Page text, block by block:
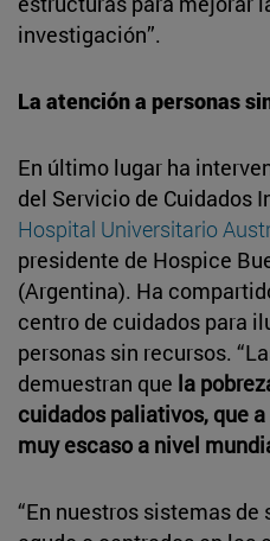
investigación”.
La atención a personas
En último lugar ha
del Servicio de Cuidados
Hospital Universitario
presidente de Hospice
(Argentina). Ha
centro de cuidados para
personas sin recursos.
demuestran que la
cuidados paliativos, que
muy escaso a nivel
“En nuestros sistemas